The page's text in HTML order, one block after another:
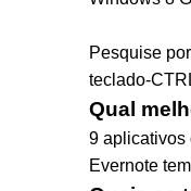
Pesquise
teclado-
Qual
9 aplicativos
Evernote